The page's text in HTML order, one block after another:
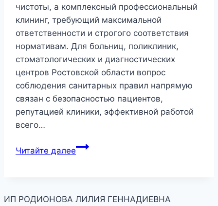
чистоты, а комплексный профессиональный
клининг, требующий максимальной
ответственности и строгого соответствия
нормативам. Для больниц, поликлиник,
стоматологических и диагностических
центров Ростовской области вопрос
соблюдения санитарных правил напрямую
связан с безопасностью пациентов,
репутацией клиники, эффективной работой
всего…
Читайте далееУборка
медицинских
ИП РОДИОНОВА ЛИЛИЯ ГЕННАДИЕВНА